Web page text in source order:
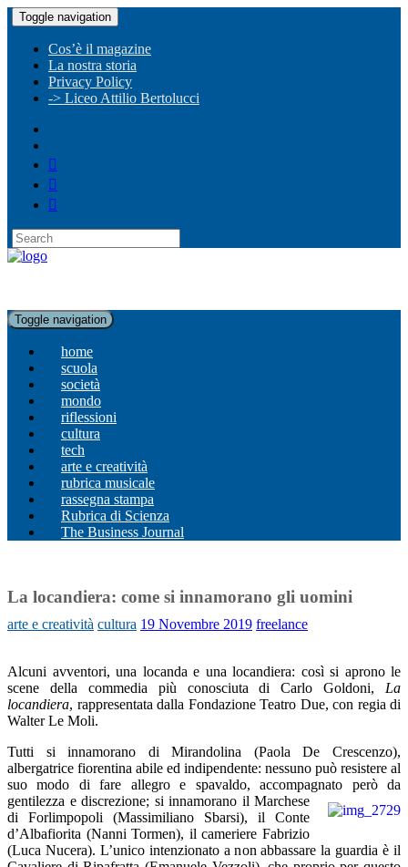
Toggle navigation
Cos’è il magazine
La nostra storia
Privacy Policy
-> Liceo Attilio Bertolucci
Toggle navigation
home
scuola
società
mondo
riflessioni
cultura
tech
arte e creatività
rubrica musicale
rassegna stampa
Rubrica di Scienza
The Business Journal
La locandiera: come si innamorano gli uomini
arte e creatività cultura 19 Novembre 2019 freelance
Alcuni avventori, una locanda e una locandiera: così si aprono le
scene della commedia più conosciuta di Carlo Goldoni, La
locandiera, rappresentata dalla Fondazione Teatro Due, con regia di
Walter Le Moli.
Tutti si innamorano di Mirandolina (Paola De Crescenzo),
albergatrice fiorentina abile ed indipendente: nessuno può resistere al
suo modo di fare allegro e spavaldo, accompagnato però da
gentilezza e discrezione; si innamorano il Marchese
di Forlimpopoli (Massimiliano Sbarsi), il Conte
d’Albafiorita (Nanni Tormen), il cameriere Fabrizio
(Luca Nucera). L’unico intenzionato a non abbassare la guardia è il